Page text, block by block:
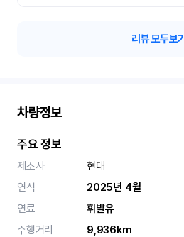
리뷰 모두보기
차량정보
주요 정보
제조사
현대
연식
2025년 4월
연료
휘발유
주행거리
9,936km